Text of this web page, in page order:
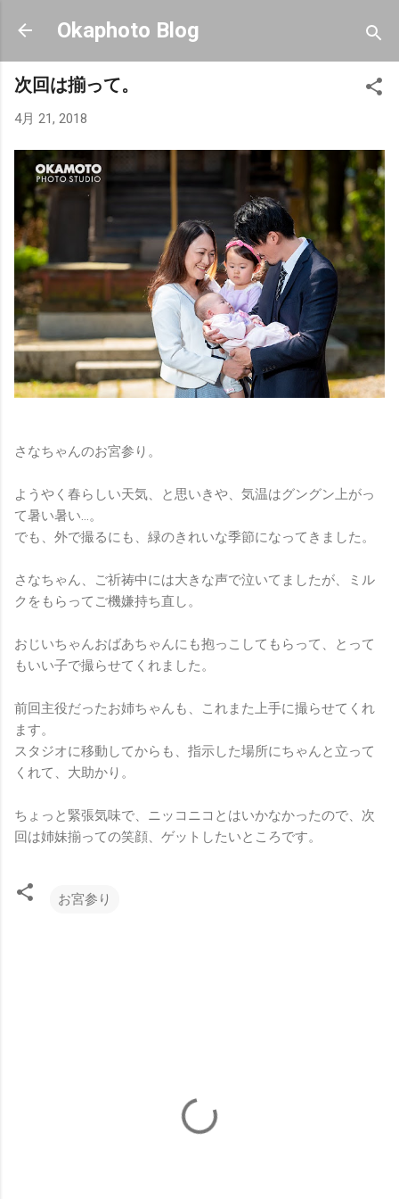
スキップしてメイン コンテンツに移動
Okaphoto Blog
次回は揃って。
4月 21, 2018
さなちゃんのお宮参り。
ようやく春らしい天気、と思いきや、気温はグングン上がっ
て暑い暑い…。
でも、外で撮るにも、緑のきれいな季節になってきました。
さなちゃん、ご祈祷中には大きな声で泣いてましたが、ミル
クをもらってご機嫌持ち直し。
おじいちゃんおばあちゃんにも抱っこしてもらって、とって
もいい子で撮らせてくれました。
前回主役だったお姉ちゃんも、これまた上手に撮らせてくれ
ます。
スタジオに移動してからも、指示した場所にちゃんと立って
くれて、大助かり。
ちょっと緊張気味で、ニッコニコとはいかなかったので、次
回は姉妹揃っての笑顔、ゲットしたいところです。
お宮参り